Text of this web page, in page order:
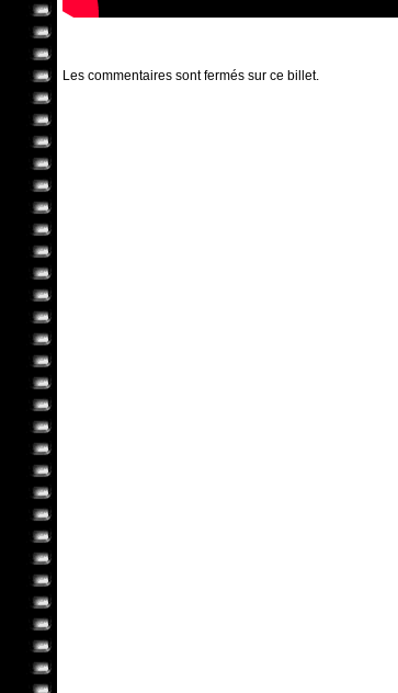
Les commentaires sont fermés sur ce billet.